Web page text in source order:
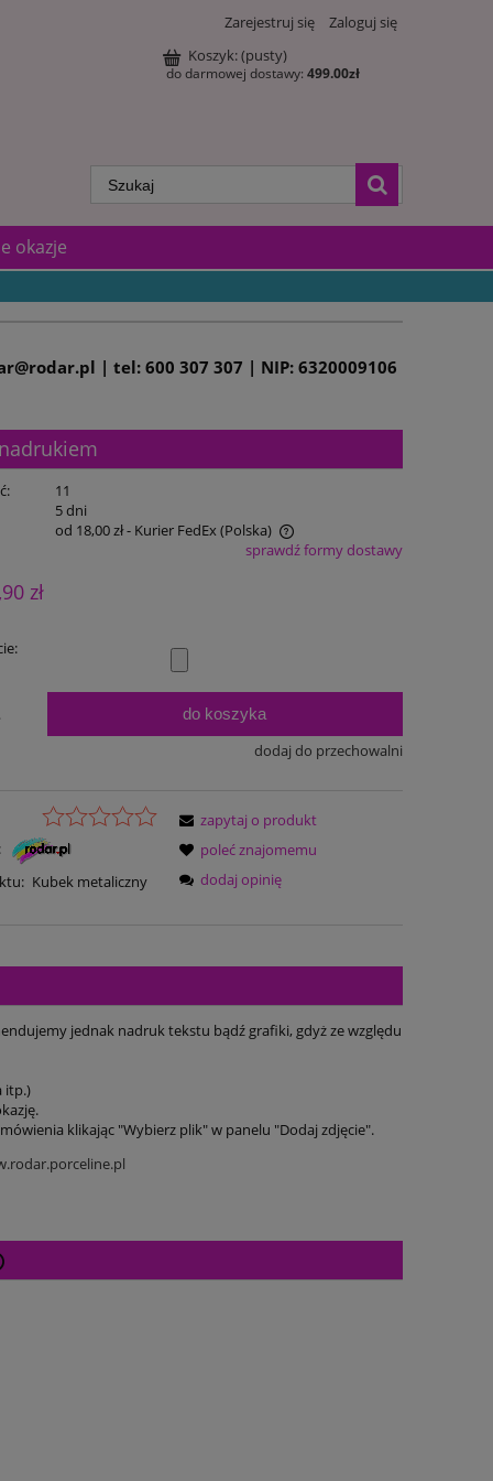
Zarejestruj się
Zaloguj się
Koszyk:(pusty)
do darmowej dostawy: 499.00zł
okazje
| tel: 600 307 307 | NIP: 6320009106
11
5 dni
od 18,00 zł- Kurier FedEx (Polska)
sprawdź formy dostawy
zł
do koszyka
dodaj do przechowalni
Kubek metaliczny
zapytaj o produkt
poleć znajomemu
dodaj opinię
jednak nadruk tekstu bądź grafiki, gdyż ze względu
itp.)
klikając "Wybierz plik" w panelu "Dodaj zdjęcie".